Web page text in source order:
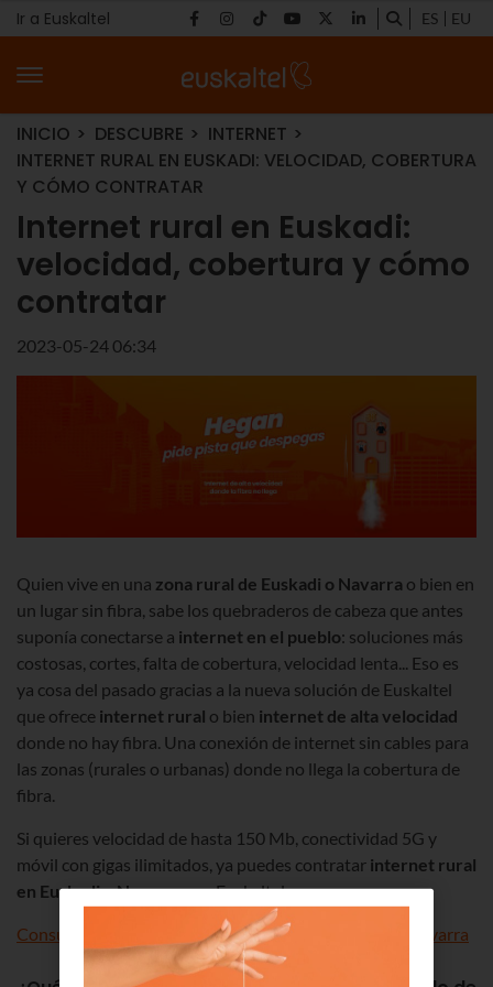
Ir a Euskaltel ES EU
INICIO DESCUBRE
INTERNET
INTERNET RURAL EN EUSKADI: VELOCIDAD, COBERTURA
Y CÓMO CONTRATAR
Internet rural en Euskadi:
velocidad, cobertura y cómo
contratar
2023-05-24 06:34
Quien vive en una zona rural de Euskadi o Navarra o bien en
un lugar sin fibra, sabe los quebraderos de cabeza que antes
suponía conectarse a internet en el pueblo: soluciones más
costosas, cortes, falta de cobertura, velocidad lenta... Eso es
ya cosa del pasado gracias a la nueva solución de Euskaltel
que ofrece internet rural o bien internet de alta velocidad
donde no hay fibra. Una conexión de internet sin cables para
las zonas (rurales o urbanas) donde no llega la cobertura de
fibra.
Si quieres velocidad de hasta 150 Mb, conectividad 5G y
móvil con gigas ilimitados, ya puedes contratar internet rural
en Euskadi y Navarracon Euskaltel.
Consulta la cobertura de internet rural en Euskadi y Navarra